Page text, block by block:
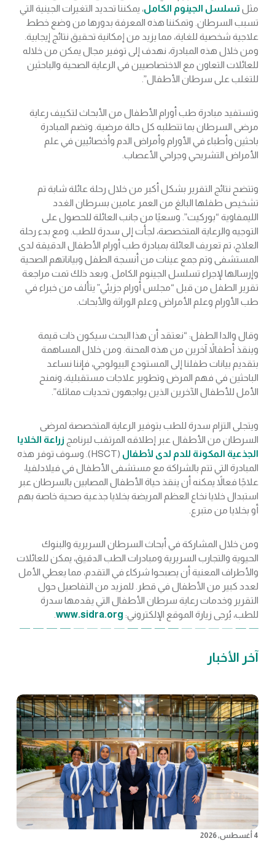
مثل تسلسل الجينوم الكامل، يمكننا تحديد التغيرات الجينية التي
تسبب السرطان. وتمكننا هذه المعرفة بدورها من وضع خطط
علاجية شخصية للغاية، مما يزيد من إمكانية تحقيق نتائج إيجابية.
ومن خلال هذه المبادرة، نهدف إلى توفير مجال يمكن من خلاله
للعائلات التعاون مع الاختصاصيين في الرعاية الصحية والباحثين
للتغلب على سرطان الأطفال”.
وتستفيد مبادرة طب أورام الأطفال من الأبحاث لتكييف رعاية
مرضى السرطان بما تتطلبه كل حالة مرضية. وتضم المبادرة
باحثين وأطباء في الأورام وأمراض الدم وأخصائيين في علم
الأمراض التشريحي وجراحي الأعصاب.
وتتضح نتائج التقرير بشكل أكبر من خلال رحلة عائلة شابة تم
تشخيص طفلها البالغ من العمر عامين بسرطان الغدد
الليمفاوية “بوركيت”. وسعيًا من جانب العائلة للحصول على
التوجيه والرعاية المتخصصة، لجأت إلى سدرة للطب. ومع بدء رحلة
العلاج، تم تعريف العائلة بمبادرة طب أورام الأطفال الدقيقة لدى
المستشفى وتم جمع عينات من أنسجة الطفل وبياناتهم الصحية
وإرسالها لإجراء تسلسل الجينوم الكامل. وبعد ذلك تمت مراجعة
تقرير الطفل من قبل “مجلس أورام جزيئي” يتألف من خبراء في
طب الأورام وعلم الأمراض وعلم الوراثة والأبحاث.
وقال والدا الطفل: “نعتقد أن هذا البحث سيكون ذات قيمة
وينقذ أطفالاً آخرين من هذه المحنة. ومن خلال المساهمة
بتقديم بيانات طفلنا إلى المستودع البيولوجي، فإننا نساعد
الباحثين في فهم المرض وتطوير علاجات مستقبلية، ونمنح
الأمل للأطفال الآخرين الذين يواجهون تحديات مماثلة”.
ويتجلى التزام سدرة للطب بتوفير الرعاية المتخصصة لمرضى
السرطان من الأطفال عبر إطلاقه المرتقب لبرنامج زراعة الخلايا
الجذعية المكونة للدم لدى لأطفال
(HSCT). وسوف توفر هذه
المبادرة التي تتم بالشراكة مع مستشفى الأطفال في فيلادلفيا،
علاجًا فعالاً يمكنه أن ينقذ حياة الأطفال المصابين بالسرطان عبر
استبدال خلايا نخاع العظم المريضة بخلايا جذعية صحية خاصة بهم
أو بخلايا من متبرع.
ومن خلال المشاركة في أبحاث السرطان السريرية والبنوك
الحيوية والتجارب السريرية ومبادرات الطب الدقيق، يمكن للعائلات
والأطراف المعنية أن يصبحوا شركاء في التقدم، مما يعطي الأمل
لعدد كبير من الأطفال في قطر. للمزيد من التفاصيل حول
التقرير وخدمات رعاية سرطان الأطفال التي يقدمها سدرة
للطب، يُرجى زيارة الموقع الإلكتروني: www.sidra.org
.
آخر الأخبار
4 أغسطس, 2026